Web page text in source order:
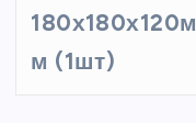
180х180х120м
м (1шт)